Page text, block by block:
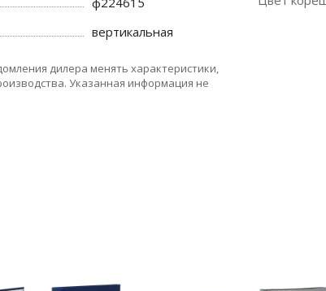
вертикальная
дилера менять характеристики,
Указанная информация не